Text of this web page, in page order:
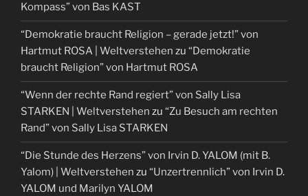
Kompass” von Bas KAST
“Demokratie braucht Religion – gerade jetzt!” von
Hartmut ROSA | Weltverstehen zu “Demokratie
braucht Religion” von Hartmut ROSA
“Wenn der rechte Rand regiert” von Sally Lisa
STARKEN | Weltverstehen zu “Zu Besuch am rechten
Rand” von Sally Lisa STARKEN
“Die Stunde des Herzens” von Irvin D. YALOM (mit B.
Yalom) | Weltverstehen zu “Unzertrennlich” von Irvin D.
YALOM und Marilyn YALOM